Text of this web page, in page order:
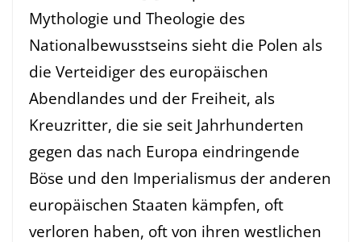
Mythologie und Theologie des
Nationalbewusstseins sieht die Polen als
die Verteidiger des europäischen
Abendlandes und der Freiheit, als
Kreuzritter, die sie seit Jahrhunderten
gegen das nach Europa eindringende
Böse und den Imperialismus der anderen
europäischen Staaten kämpfen, oft
verloren haben, oft von ihren westlichen